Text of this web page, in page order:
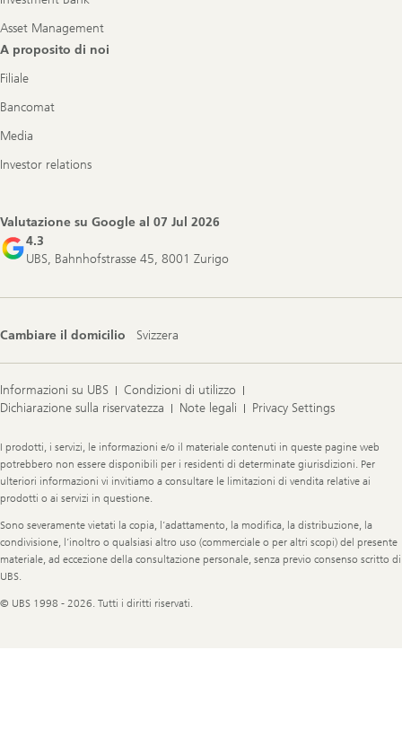
Asset Management
A proposito di noi
Filiale
Bancomat
Media
Investor relations
Valutazione su Google al 07 Jul 2026
4.3
UBS, Bahnhofstrasse 45, 8001 Zurigo
Cambiare il domicilio Svizzera
Informazioni su UBS
Condizioni di utilizzo
Dichiarazione sulla riservatezza
Note legali Privacy Settings
Legal
Information
I prodotti, i servizi, le informazioni e/o il materiale contenuti in queste pagine web
potrebbero non essere disponibili per i residenti di determinate giurisdizioni. Per
ulteriori informazioni vi invitiamo a consultare le limitazioni di vendita relative ai
prodotti o ai servizi in questione.
Sono severamente vietati la copia, l’adattamento, la modifica, la distribuzione, la
condivisione, l’inoltro o qualsiasi altro uso (commerciale o per altri scopi) del presente
materiale, ad eccezione della consultazione personale, senza previo consenso scritto di
UBS.
© UBS 1998 - 2026. Tutti i diritti riservati.